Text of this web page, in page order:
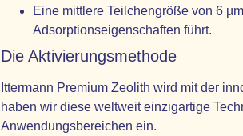
Eine mittlere Teilchengröße von 6
Adsorptionseigenschaften führt.
Die Aktivierungsmethode
Ittermann Premium Zeolith wird mit der
haben wir diese weltweit einzigartige
Anwendungsbereichen ein.